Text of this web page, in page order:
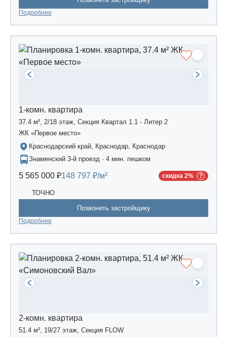
Подробнее
1-комн. квартира
37.4 м², 2/18 этаж, Секция Квартал 1.1 - Литер 2
ЖК «Первое место»
Краснодарский край, Краснодар, Краснодар
Знаменский 3-й проезд · 4 мин. пешком
5 565 000 ₽148 797 ₽/м² скидка 2%
ТОЧНО
Позвонить застройщику
Подробнее
2-комн. квартира
51.4 м², 19/27 этаж, Секция FLOW